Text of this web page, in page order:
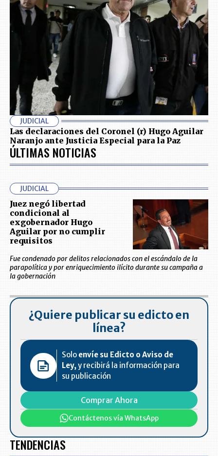
JUDICIAL
Las declaraciones del Coronel (r) Hugo Aguilar
Naranjo ante Justicia Especial para la Paz
ÚLTIMAS NOTICIAS
JUDICIAL
Juez negó libertad
condicional al
exgobernador Hugo
Aguilar por no cumplir
requisitos
Fue condenado por delitos relacionados con el escándalo de la
parapolítica y por enriquecimiento ilícito durante su campaña a
la gobernación
¿Quiere publicar su edicto en
línea?
Solo envíe su Edicto o Aviso de
Ley,y recibirá la información para
su publicación
Comprar Ahora
Contáctenos vía WhatsApp
TENDENCIAS